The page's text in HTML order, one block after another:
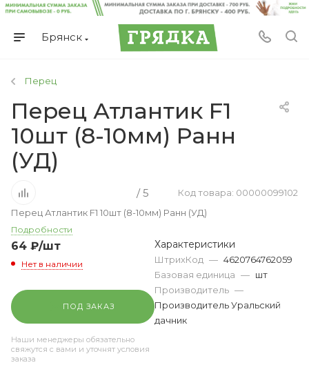
Брянск
Перец
Перец Атлантик F1
10шт (8-10мм) Ранн
(УД)
/ 5
Код товара: 00000099102
Перец Атлантик F1 10шт (8-10мм) Ранн (УД)
Подробности
64 ₽/шт
Нет в наличии
ПОД ЗАКАЗ
Наши менеджеры обязательно
свяжутся с вами и уточнят условия
заказа
Характеристики
ШтрихКод — 4620764762059
Базовая единица — шт
Производитель —
Производитель Уральский
дачник